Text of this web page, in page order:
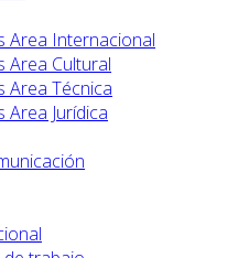
Area Internacional
Area Cultural
Area Técnica
Area Jurídica